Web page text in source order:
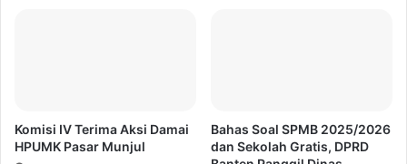
Komisi IV Terima Aksi Damai
HPUMK Pasar Munjul
Bahas Soal SPMB 2025/2026
dan Sekolah Gratis, DPRD